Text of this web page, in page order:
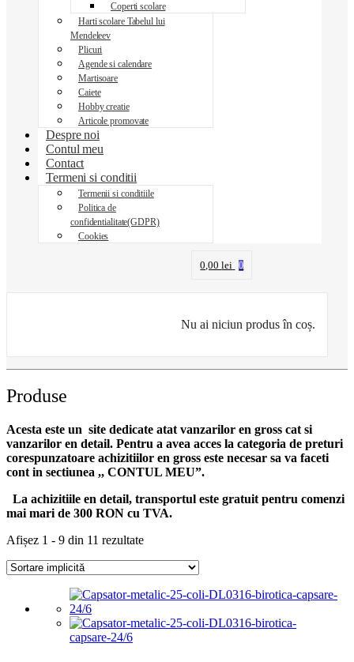
Coperti scolare
Harti scolare Tabelul lui
Mendeleev
Plicuri
Agende si calendare
Martisoare
Caiete
Hobby creatie
Articole promovate
Despre noi
Contul meu
Contact
Termeni si conditii
Termenii si conditiile
Politica de
confidentialitate(GDPR)
Cookies
0,00lei 0
Nu ai niciun produs în coș.
Produse
Acesta este un site dedicate atat vanzarilor en gross cat si
vanzarilor en detail. Pentru a avea acces la categoria de preturi
corespunzatoare achizitiilor en gross este necesar sa va faceti
cont in sectiunea ,, CONTUL MEU”.
La achizitiile en detail, transportul este gratuit pentru comenzi
mai mari de 300 RON cu TVA.
Afișez 1 - 9 din 11 rezultate